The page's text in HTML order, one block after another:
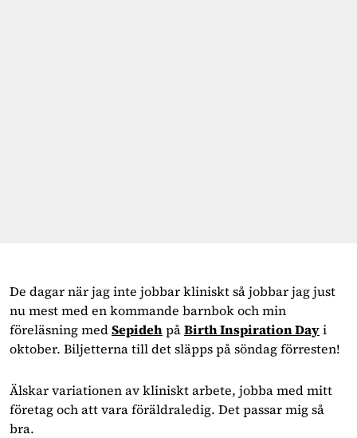
De dagar när jag inte jobbar kliniskt så jobbar jag just
nu mest med en kommande barnbok och min
föreläsning medSepidehpåBirth Inspiration Dayi
oktober. Biljetterna till det släpps på söndag förresten!
Älskar variationen av kliniskt arbete, jobba med mitt
företag och att vara föräldraledig. Det passar mig så
bra.